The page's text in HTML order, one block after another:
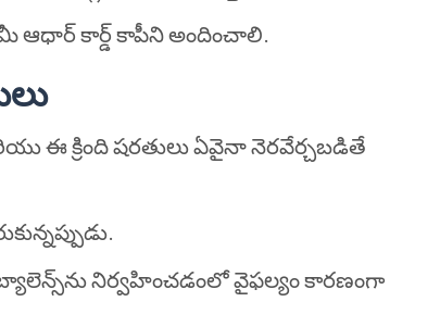
ఆధార్ కార్డ్ కాపీని అందించాలి.
ఈ క్రింది షరతులు ఏవైనా నెరవేర్చబడితే
నిర్వహించడంలో వైఫల్యం కారణంగా